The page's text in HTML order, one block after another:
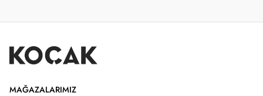
MAĞAZALARIMIZ